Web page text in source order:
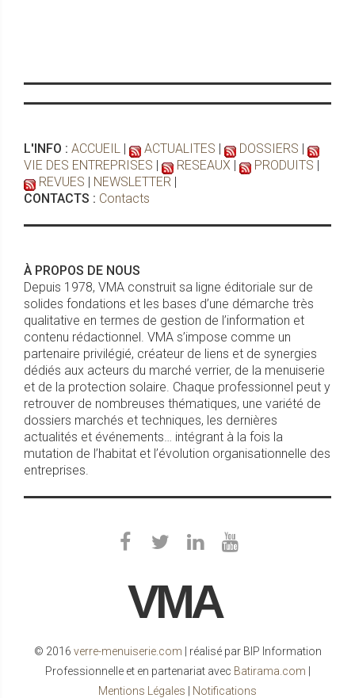
L'INFO : ACCUEIL ACTUALITES DOSSIERS
VIE DES ENTREPRISES
RESEAUX PRODUITS
REVUES
NEWSLETTER
CONTACTS : Contacts
À PROPOS DE NOUS
Depuis 1978, VMA construit sa ligne éditoriale sur de
solides fondations et les bases d’une démarche très
qualitative en termes de gestion de l’information et
contenu rédactionnel. VMA s’impose comme un
partenaire privilégié, créateur de liens et de synergies
dédiés aux acteurs du marché verrier, de la menuiserie
et de la protection solaire. Chaque professionnel peut y
retrouver de nombreuses thématiques, une variété de
dossiers marchés et techniques, les dernières
actualités et événements… intégrant à la fois la
mutation de l’habitat et l’évolution organisationnelle des
entreprises.
VMA
© 2016 verre-menuiserie.com | réalisé par BIP Information
Professionnelle et en partenariat avec Batirama.com
Mentions Légales
Notifications